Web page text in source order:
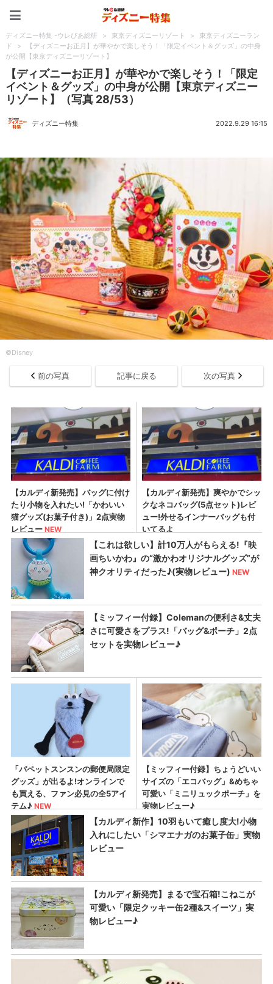
ディズニー特集 -ウレぴあ総研 > 東京ディズニーリゾート >
東京ディズニーラン
ド
>
【ディズニーお正月】が華やかで楽しそう！「限定イベント＆グッズ」の中身
が公開【東京ディズニーリゾート】
【ディズニーお正月】が華やかで楽しそう！「限定
イベント＆グッズ」の中身が公開【東京ディズニー
リゾート】（写真 28/53）
ディズニー特集 2022.9.29 16:15
©︎Disney
前の写真 記事に戻る 次の写真